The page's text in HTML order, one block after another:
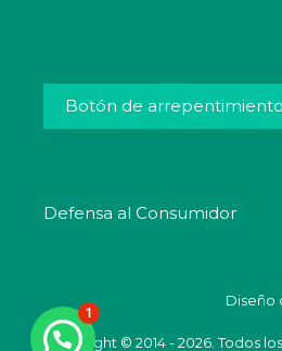
Botón de arrepentimiento
Defensa al Consumidor
Diseño
Copyright © 2014 - 2026. Todos
1